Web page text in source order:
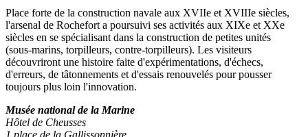
Place forte de la construction navale aux XVIIe et XVIIIe siècles,
l'arsenal de Rochefort a poursuivi ses activités aux XIXe et XXe
siècles en se spécialisant dans la construction de petites unités
(sous‑marins, torpilleurs, contre-torpilleurs). Les visiteurs
découvriront une histoire faite d'expérimentations, d'échecs,
d'erreurs, de tâtonnements et d'essais renouvelés pour pousser
toujours plus loin l'innovation.
Musée national de la Marine
Hôtel de Cheusses